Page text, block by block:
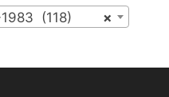
×
(118)